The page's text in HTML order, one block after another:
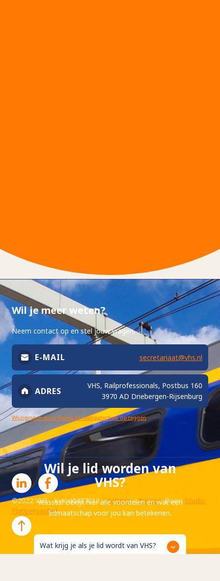
Wil je lid worden van
VHS?
Yesssss! Bekijk hier alle voordelen en wat een
lidmaatschap voor jou kan betekenen.
Wat krijg je als je lid wordt van VHS?
Wil je meer weten?
Neem contact op en stel jouw vragen.
E-MAIL secretariaat@vhs.nl
ADRES
VHS, Railprofessionals, Postbus 160
3970 AD Driebergen-Rijsenburg
Wijzigingen doorgeven of lidmaatschap opzeggen
©2022 VHS KvK 40477010Statuten PrivacyDoor: Studio
Flabbergasted